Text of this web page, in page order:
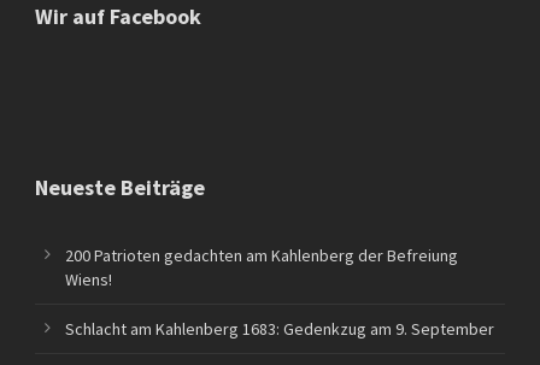
Wir auf Facebook
Neueste Beiträge
200 Patrioten gedachten am Kahlenberg der Befreiung
Wiens!
Schlacht am Kahlenberg 1683: Gedenkzug am 9. September